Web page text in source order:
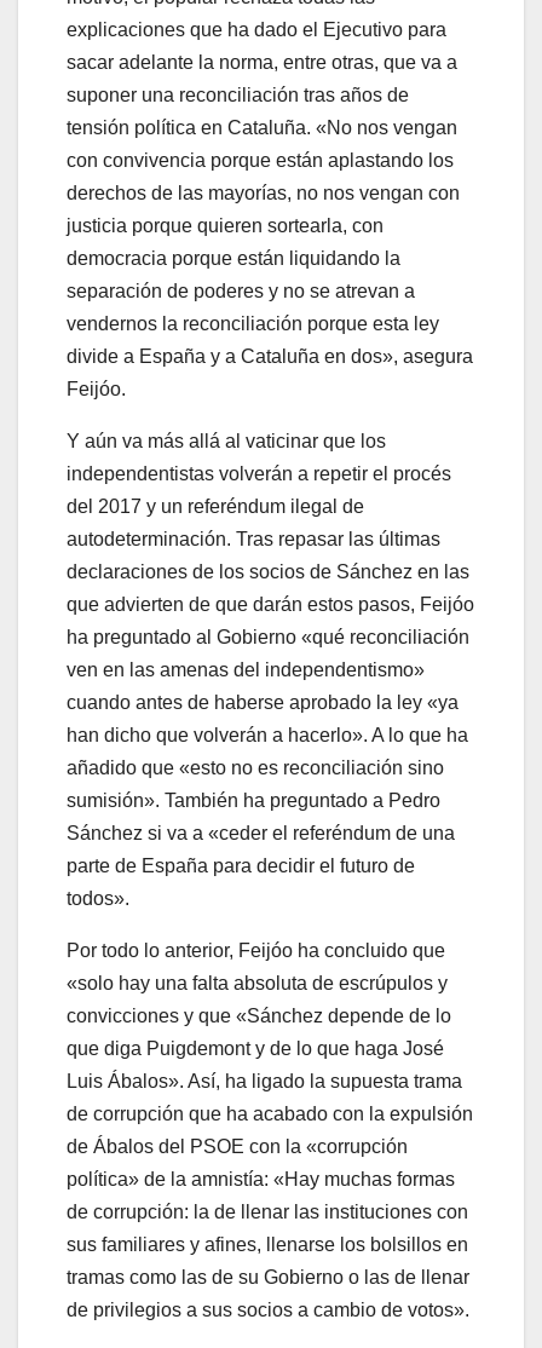
explicaciones que ha dado el Ejecutivo para
sacar adelante la norma, entre otras, que va a
suponer una reconciliación tras años de
tensión política en Cataluña. «No nos vengan
con convivencia porque están aplastando los
derechos de las mayorías, no nos vengan con
justicia porque quieren sortearla, con
democracia porque están liquidando la
separación de poderes y no se atrevan a
vendernos la reconciliación porque esta ley
divide a España y a Cataluña en dos», asegura
Feijóo.
Y aún va más allá al vaticinar que los
independentistas volverán a repetir el procés
del 2017 y un referéndum ilegal de
autodeterminación. Tras repasar las últimas
declaraciones de los socios de Sánchez en las
que advierten de que darán estos pasos, Feijóo
ha preguntado al Gobierno «qué reconciliación
ven en las amenas del independentismo»
cuando antes de haberse aprobado la ley «ya
han dicho que volverán a hacerlo». A lo que ha
añadido que «esto no es reconciliación sino
sumisión». También ha preguntado a Pedro
Sánchez si va a «ceder el referéndum de una
parte de España para decidir el futuro de
todos».
Por todo lo anterior, Feijóo ha concluido que
«solo hay una falta absoluta de escrúpulos y
convicciones y que «Sánchez depende de lo
que diga Puigdemont y de lo que haga José
Luis Ábalos». Así, ha ligado la supuesta trama
de corrupción que ha acabado con la expulsión
de Ábalos del PSOE con la «corrupción
política» de la amnistía: «Hay muchas formas
de corrupción: la de llenar las instituciones con
sus familiares y afines, llenarse los bolsillos en
tramas como las de su Gobierno o las de llenar
de privilegios a sus socios a cambio de votos».